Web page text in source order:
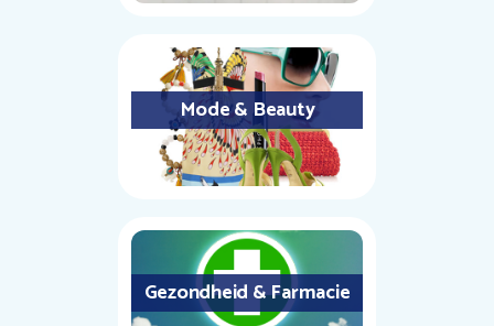
Mode & Beauty
Gezondheid & Farmacie